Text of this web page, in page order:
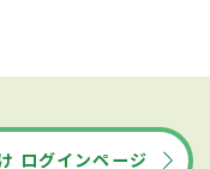
ログインページ